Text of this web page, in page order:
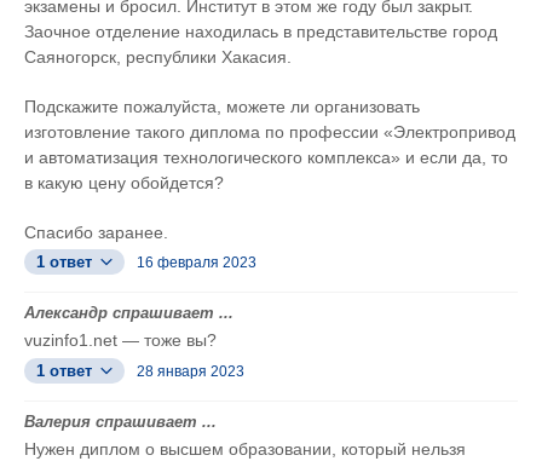
экзамены и бросил. Институт в этом же году был закрыт.
Заочное отделение находилась в представительстве город
Саяногорск, республики Хакасия.
Подскажите пожалуйста, можете ли организовать
изготовление такого диплома по профессии «Электропривод
и автоматизация технологического комплекса» и если да, то
в какую цену обойдется?
Спасибо заранее.
1 ответ 16 февраля 2023
Александр спрашивает ...
vuzinfo1.net — тоже вы?
1 ответ 28 января 2023
Валерия спрашивает ...
Нужен диплом о высшем образовании, который нельзя